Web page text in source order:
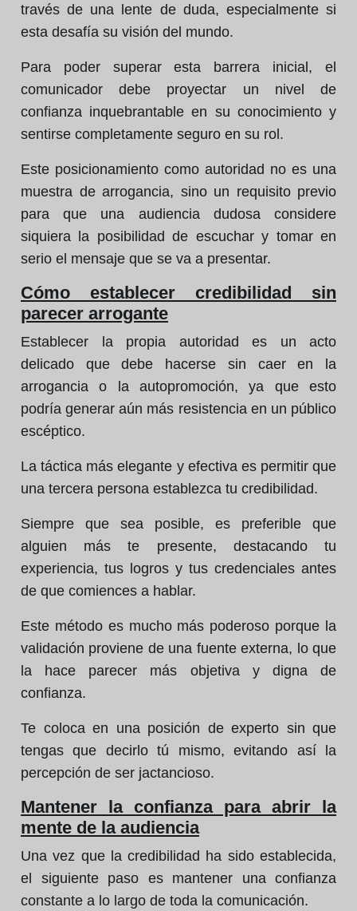
través de una lente de duda, especialmente si
esta desafía su visión del mundo.
Para poder superar esta barrera inicial, el
comunicador debe proyectar un nivel de
confianza inquebrantable en su conocimiento y
sentirse completamente seguro en su rol.
Este posicionamiento como autoridad no es una
muestra de arrogancia, sino un requisito previo
para que una audiencia dudosa considere
siquiera la posibilidad de escuchar y tomar en
serio el mensaje que se va a presentar.
Cómo establecer credibilidad sin
parecer arrogante
Establecer la propia autoridad es un acto
delicado que debe hacerse sin caer en la
arrogancia o la autopromoción, ya que esto
podría generar aún más resistencia en un público
escéptico.
La táctica más elegante y efectiva es permitir que
una tercera persona establezca tu credibilidad.
Siempre que sea posible, es preferible que
alguien más te presente, destacando tu
experiencia, tus logros y tus credenciales antes
de que comiences a hablar.
Este método es mucho más poderoso porque la
validación proviene de una fuente externa, lo que
la hace parecer más objetiva y digna de
confianza.
Te coloca en una posición de experto sin que
tengas que decirlo tú mismo, evitando así la
percepción de ser jactancioso.
Mantener la confianza para abrir la
mente de la audiencia
Una vez que la credibilidad ha sido establecida,
el siguiente paso es mantener una confianza
constante a lo largo de toda la comunicación.